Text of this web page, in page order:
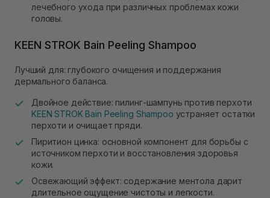
лечебного ухода при различных проблемах кожи
головы.
KEEN STROK Bain Peeling Shampoo
Лучший для: глубокого очищения и поддержания
дермального баланса.
Двойное действие: пилинг-шампунь против перхоти
KEEN STROK Bain Peeling Shampoo устраняет остатки
перхоти и очищает пряди.
Пиритион цинка: основной компонент для борьбы с
источником перхоти и восстановления здоровья
кожи.
Освежающий эффект: содержание ментола дарит
длительное ощущение чистоты и легкости.